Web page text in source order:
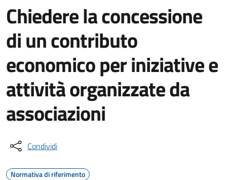
Chiedere la concessione
di un contributo
economico per iniziative e
attività organizzate da
associazioni
Condividi
Normativa di riferimento